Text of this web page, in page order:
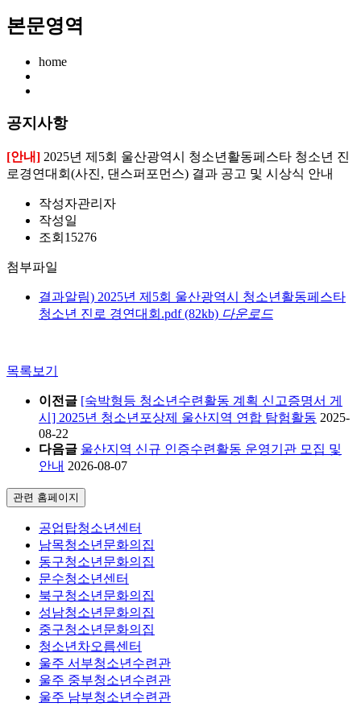
본문영역
home
공지사항
[안내] 2025년 제5회 울산광역시 청소년활동페스타 청소년 진
로경연대회(사진, 댄스퍼포먼스) 결과 공고 및 시상식 안내
작성자관리자
작성일
조회 15276
첨부파일
결과알림) 2025년 제5회 울산광역시 청소년활동페스타
청소년 진로 경연대회.pdf (82kb) 다운로드
목록보기
이전글 [숙박형등 청소년수련활동 계획 신고증명서 게
시] 2025년 청소년포상제 울산지역 연합 탐험활동 2025-
08-22
다음글 울산지역 신규 인증수련활동 운영기관 모집 및
안내 2026-08-07
관련 홈페이지
공업탑청소년센터
남목청소년문화의집
동구청소년문화의집
문수청소년센터
북구청소년문화의집
성남청소년문화의집
중구청소년문화의집
청소년차오름센터
울주 서부청소년수련관
울주 중부청소년수련관
울주 남부청소년수련관